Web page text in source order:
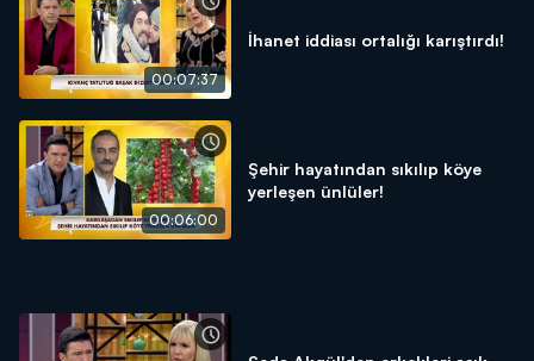
00:07:37
İhanet iddiası ortalığı karıştırdı!
00:06:00
Şehir hayatından sıkılıp köye
yerleşen ünlüler!